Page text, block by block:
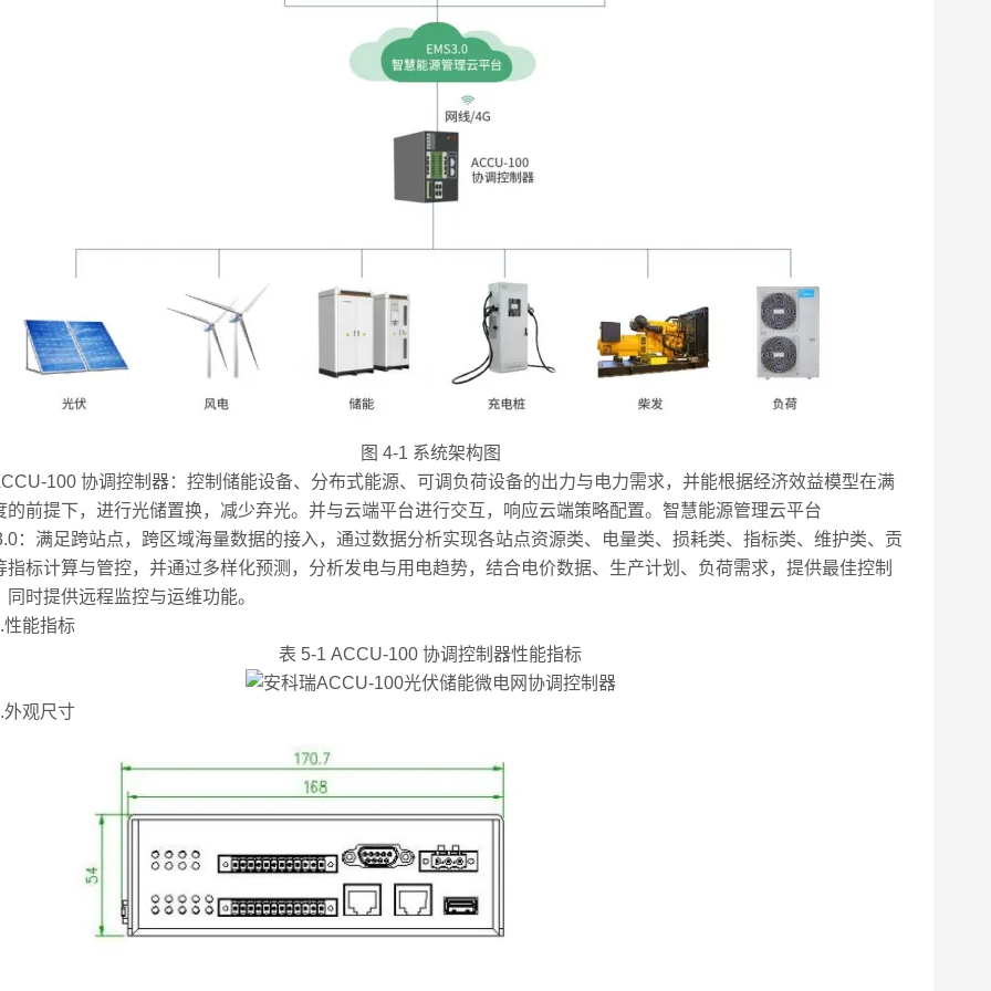
图 4-1 系统架构图
100 协调控制器：控制储能设备、分布式能源、可调负荷设备的出力与电力需求，并能根据经济效益模型在满
的前提下，进行光储置换，减少弃光。并与云端平台进行交互，响应云端策略配置。智慧能源管理云平台
：满足跨站点，跨区域海量数据的接入，通过数据分析实现各站点资源类、电量类、损耗类、指标类、维护类、贡
指标计算与管控，并通过多样化预测，分析发电与用电趋势，结合电价数据、生产计划、负荷需求，提供最佳控制
同时提供远程监控与运维功能。
指标
表 5-1 ACCU-100 协调控制器性能指标
尺寸